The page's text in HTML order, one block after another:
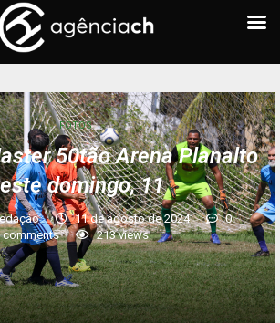
FOTOS
50tão Arena Planalto
domingo, 11
11 de agosto de 2024
0
comments
213views